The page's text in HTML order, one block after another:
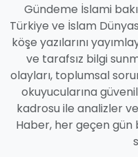
Gündeme İslami
Türkiye ve İslam
köşe yazılarını
ve tarafsız bilgi
olayları, toplumsal
okuyucularına
kadrosu ile analizler
Haber, her geçen gün